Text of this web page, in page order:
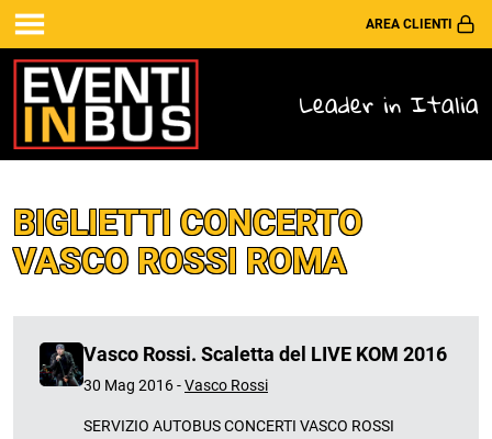
AREA CLIENTI
Leader in Italia
BIGLIETTI CONCERTO
VASCO ROSSI ROMA
Vasco Rossi. Scaletta del LIVE KOM 2016
30 Mag 2016 -Vasco Rossi
SERVIZIO AUTOBUS CONCERTI VASCO ROSSI